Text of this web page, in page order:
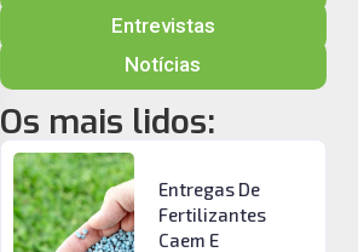
Entrevistas
Notícias
Os mais lidos:
Entregas De
Fertilizantes
Caem E